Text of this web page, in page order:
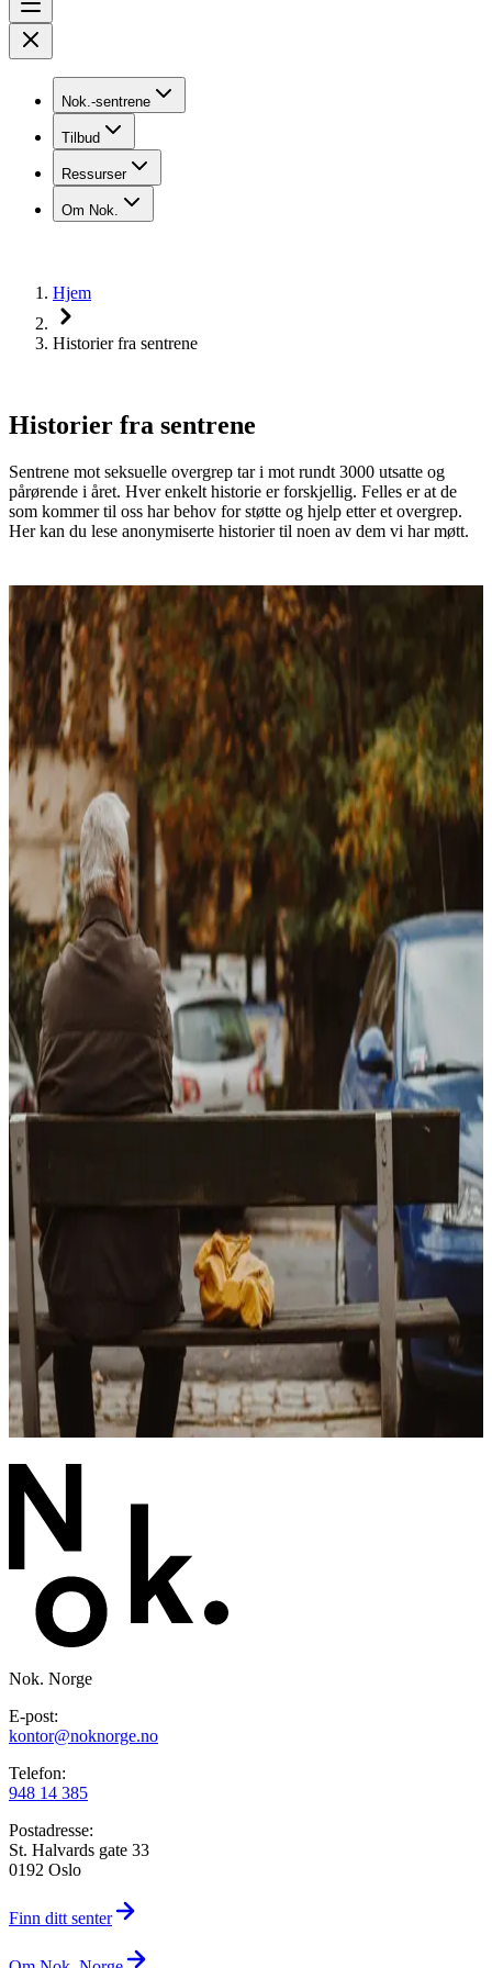
Nok.-sentrene
Tilbud
Ressurser
Om Nok.
Hjem
Historier fra sentrene
Historier fra sentrene
Sentrene mot seksuelle overgrep tar i mot rundt 3000 utsatte og
pårørende i året. Hver enkelt historie er forskjellig. Felles er at de
som kommer til oss har behov for støtte og hjelp etter et overgrep.
Her kan du lese anonymiserte historier til noen av dem vi har møtt.
En gutt som ikke vil såre familien
Vigdis er helsesykepleier og får besøk av en gutt på kontoret.
Les historien
En hem­melig­het som slår sprekker
Lina (44) ble utsatt for overgrep av bestefaren da hun var barn. Da
livet ble roligere, kom reaksjonen hennes.
Les historien
En samboer som ikke har det bra
Lara og Sigurd har flyttet sammen, men så møter de på følgene av
det Lara har opplevd tidligere i livet.
Les historien
Etter festen
Ella (23) skal fullføre bacheolorgraden sin, men kroppen og hodet
reagerer sterkt på det som skjedde etter den ene festen.
Les historien
Livet vender
Øyvind hadde en barndom med vold og overgrep. Nå vil han gjerne
ta tak i det som har skjedd med ham.
Les historien
Nok. Norge
E-post:
kontor@noknorge.no
Telefon:
948 14 385
Postadresse:
St. Halvards gate 33
0192 Oslo
Finn ditt senter